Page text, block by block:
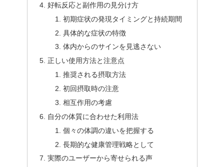
好転反応と副作用の見分け方
初期症状の発現タイミングと持続期間
具体的な症状の特徴
体内からのサインを見逃さない
正しい使用方法と注意点
推奨される摂取方法
初回摂取時の注意
相互作用の考慮
自分の体質に合わせた利用法
個々の体調の違いを把握する
長期的な健康管理戦略として
実際のユーザーから寄せられる声